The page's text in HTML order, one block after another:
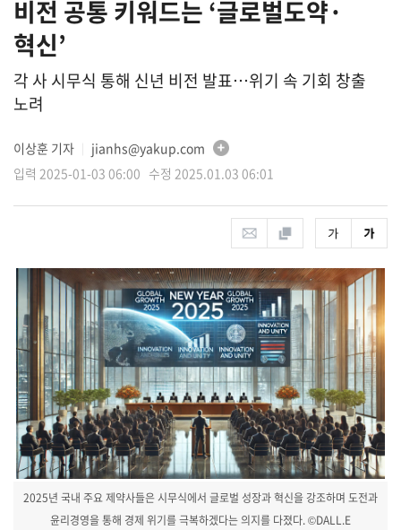
비전 공통 키워드는 ‘글로벌도약·
혁신’
각 사 시무식 통해 신년 비전 발표…위기 속 기회 창출
노려
이상훈 기자
jianhs@yakup.com
입력 2025-01-03 06:00 수정 2025.01.03 06:01
2025년 국내 주요 제약사들은 시무식에서 글로벌 성장과 혁신을 강조하며 도전과
윤리경영을 통해 경제 위기를 극복하겠다는 의지를 다졌다. ©DALL.E